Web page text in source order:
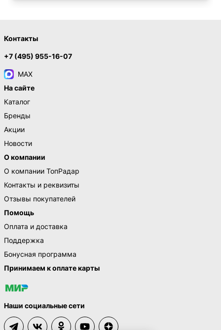
Контакты
+7 (495) 955-16-07
MAX
На сайте
Каталог
Бренды
Акции
Новости
О компании
О компании ТопРадар
Контакты и реквизиты
Отзывы покупателей
Помощь
Оплата и доставка
Поддержка
Бонусная программа
Принимаем к оплате карты
Наши социальные сети